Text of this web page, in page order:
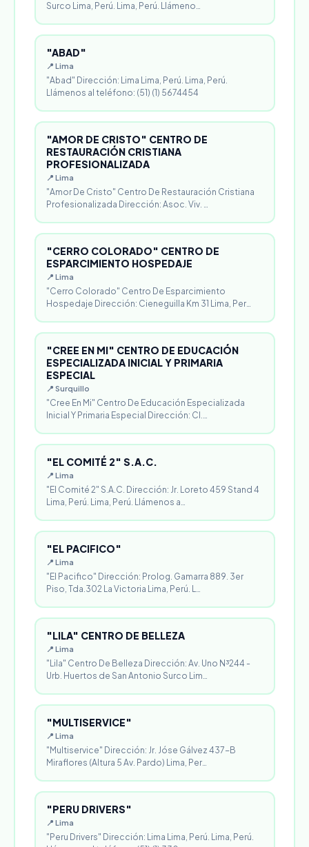
Surco Lima, Perú. Lima, Perú. Llámeno…
"ABAD"
📍 Lima
"Abad" Dirección: Lima Lima, Perú. Lima, Perú.
Llámenos al teléfono: (51) (1) 5674454
"AMOR DE CRISTO" CENTRO DE
RESTAURACIÓN CRISTIANA
PROFESIONALIZADA
📍 Lima
"Amor De Cristo" Centro De Restauración Cristiana
Profesionalizada Dirección: Asoc. Viv. …
"CERRO COLORADO" CENTRO DE
ESPARCIMIENTO HOSPEDAJE
📍 Lima
"Cerro Colorado" Centro De Esparcimiento
Hospedaje Dirección: Cieneguilla Km 31 Lima, Per…
"CREE EN MI" CENTRO DE EDUCACIÓN
ESPECIALIZADA INICIAL Y PRIMARIA
ESPECIAL
📍 Surquillo
"Cree En Mi" Centro De Educación Especializada
Inicial Y Primaria Especial Dirección: Cl.…
"EL COMITÉ 2" S.A.C.
📍 Lima
"El Comité 2" S.A.C. Dirección: Jr. Loreto 459 Stand 4
Lima, Perú. Lima, Perú. Llámenos a…
"EL PACIFICO"
📍 Lima
"El Pacifico" Dirección: Prolog. Gamarra 889. 3er
Piso, Tda.302 La Victoria Lima, Perú. L…
"LILA" CENTRO DE BELLEZA
📍 Lima
"Lila" Centro De Belleza Dirección: Av. Uno N³244 -
Urb. Huertos de San Antonio Surco Lim…
"MULTISERVICE"
📍 Lima
"Multiservice" Dirección: Jr. Jóse Gálvez 437-B
Miraflores (Altura 5 Av. Pardo) Lima, Per…
"PERU DRIVERS"
📍 Lima
"Peru Drivers" Dirección: Lima Lima, Perú. Lima, Perú.